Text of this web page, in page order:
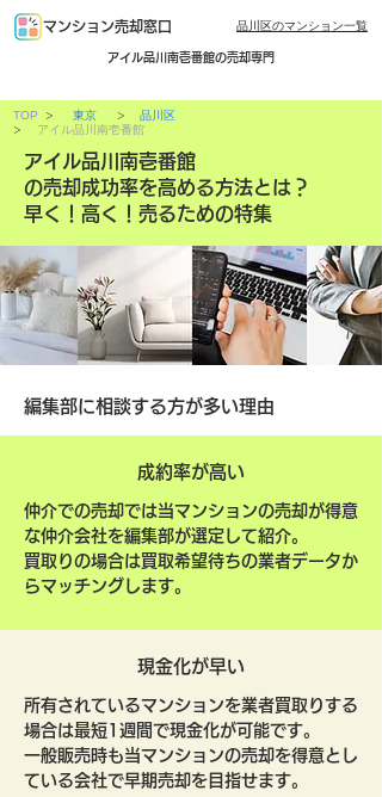
マンション売却窓口 品川区のマンション一覧
アイル品川南壱番館の売却専門
TOP > 東京
>
>
アイル品川南壱番館
品川区
アイル品川南壱番館
の売却成功率を高める方法とは？
早く！高く！売るための特集
編集部に相談する方が多い理由
成約率が高い
仲介での売却では当マンションの売却が得意
な仲介会社を編集部が選定して紹介。
買取りの場合は買取希望待ちの業者データか
らマッチングします。
現金化が早い
所有されているマンションを業者買取りする
場合は最短1週間で現金化が可能です。
一般販売時も当マンションの売却を得意とし
ている会社で早期売却を目指せます。